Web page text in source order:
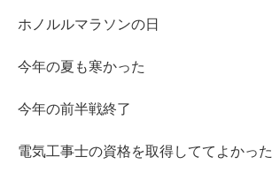
ホノルルマラソンの日
今年の夏も寒かった
今年の前半戦終了
電気工事士の資格を取得しててよかった